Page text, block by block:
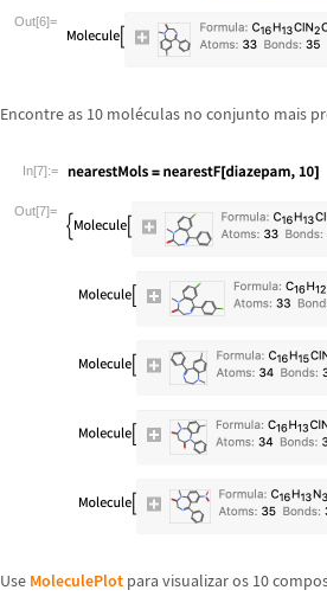
Out[6]=
Encontre as 10 moléculas no conjunto mais pr
In[7]:=
Out[7]=
Use MoleculePlot para visualizar os 10